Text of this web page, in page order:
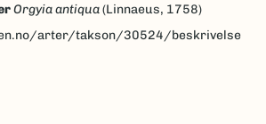
Orgyia antiqua(Linnaeus, 1758)
arter/takson/30524/beskrivelse